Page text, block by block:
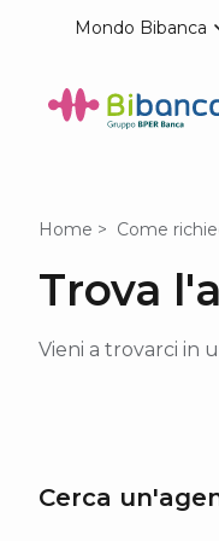
Mondo Bibanca
Home Come
Trova
Vieni a trovarci in
Cerca